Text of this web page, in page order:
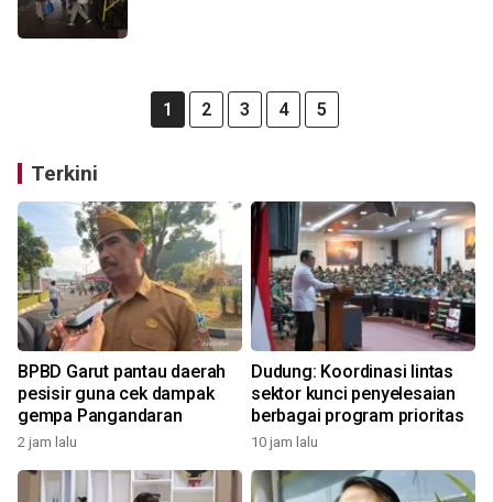
1 2 3 4 5
Terkini
BPBD Garut pantau daerah
pesisir guna cek dampak
gempa Pangandaran
2 jam lalu
Dudung: Koordinasi lintas
sektor kunci penyelesaian
berbagai program prioritas
10 jam lalu